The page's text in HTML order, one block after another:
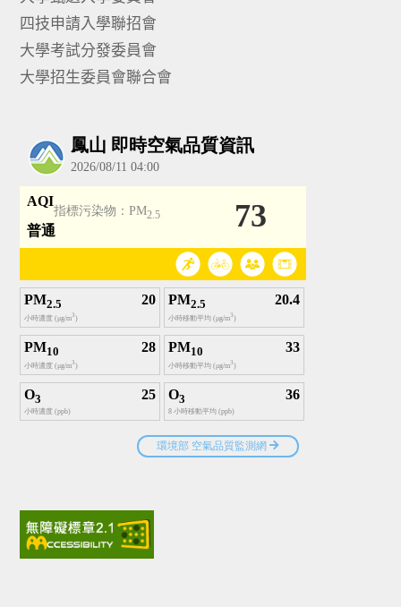
四技申請入學聯招會
大學考試分發委員會
大學招生委員會聯合會